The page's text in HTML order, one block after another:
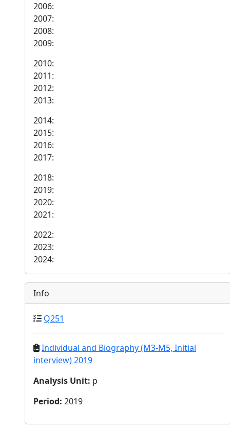
2006:
2007:
2008:
2009:
2010:
2011:
2012:
2013:
2014:
2015:
2016:
2017:
2018:
2019:
2020:
2021:
2022:
2023:
2024:
Info
Q251
Individual and Biography (M3-M5, Initial
interview) 2019
Analysis Unit: p
Period: 2019